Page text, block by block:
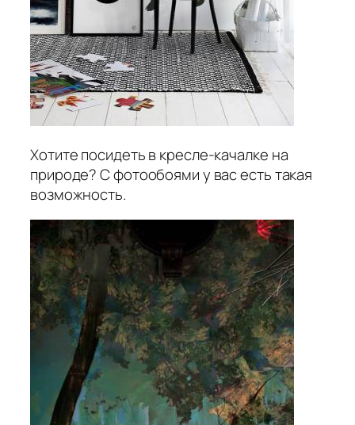
Хотите посидеть в кресле-качалке на
природе? С фотообоями у вас есть такая
возможность.